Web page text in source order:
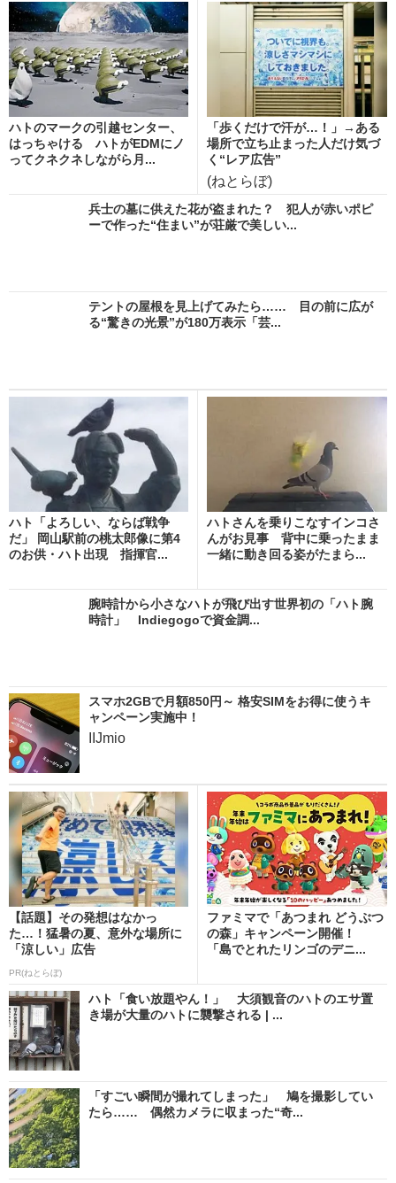
ハトのマークの引越センター、
はっちゃける ハトがEDMにノ
ってクネクネしながら月...
「歩くだけで汗が…！」→ある
場所で立ち止まった人だけ気づ
く“レア広告”
(ねとらぼ)
兵士の墓に供えた花が盗まれた？ 犯人が赤いポピ
ーで作った“住まい”が荘厳で美しい...
テントの屋根を見上げてみたら…… 目の前に広が
る“驚きの光景”が180万表示「芸...
ハト「よろしい、ならば戦争
だ」 岡山駅前の桃太郎像に第4
のお供・ハト出現 指揮官...
ハトさんを乗りこなすインコさ
んがお見事 背中に乗ったまま
一緒に動き回る姿がたまら...
腕時計から小さなハトが飛び出す世界初の「ハト腕
時計」 Indiegogoで資金調...
スマホ2GBで月額850円～ 格安SIMをお得に使うキ
ャンペーン実施中！
IIJmio
【話題】その発想はなかっ
た…！猛暑の夏、意外な場所に
「涼しい」広告
PR(ねとらぼ)
ファミマで「あつまれ どうぶつ
の森」キャンペーン開催！
「島でとれたリンゴのデニ...
ハト「食い放題やん！」 大須観音のハトのエサ置
き場が大量のハトに襲撃される | ...
「すごい瞬間が撮れてしまった」 鳩を撮影してい
たら…… 偶然カメラに収まった“奇...